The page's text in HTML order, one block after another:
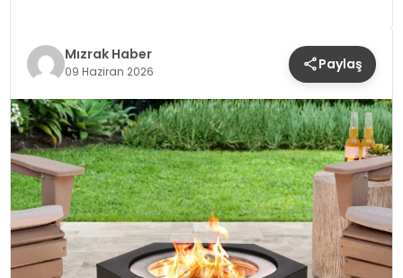
EKONOMI
SPOR
TEKNOLOJI
YAŞAM
Mızrak Haber
09 Haziran 2026 Paylaş